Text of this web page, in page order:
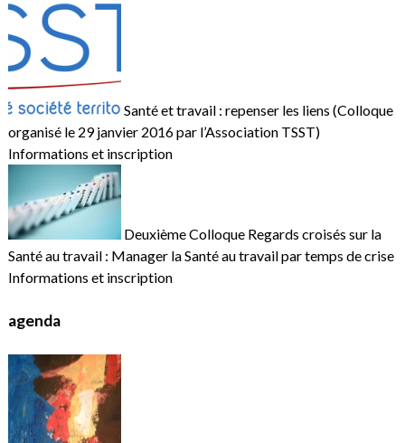
Santé et travail : repenser les liens (Colloque
organisé le 29 janvier 2016 par l’Association TSST)
Informations et inscription
Deuxième Colloque Regards croisés sur la
Santé au travail : Manager la Santé au travail par temps de crise
Informations et inscription
agenda